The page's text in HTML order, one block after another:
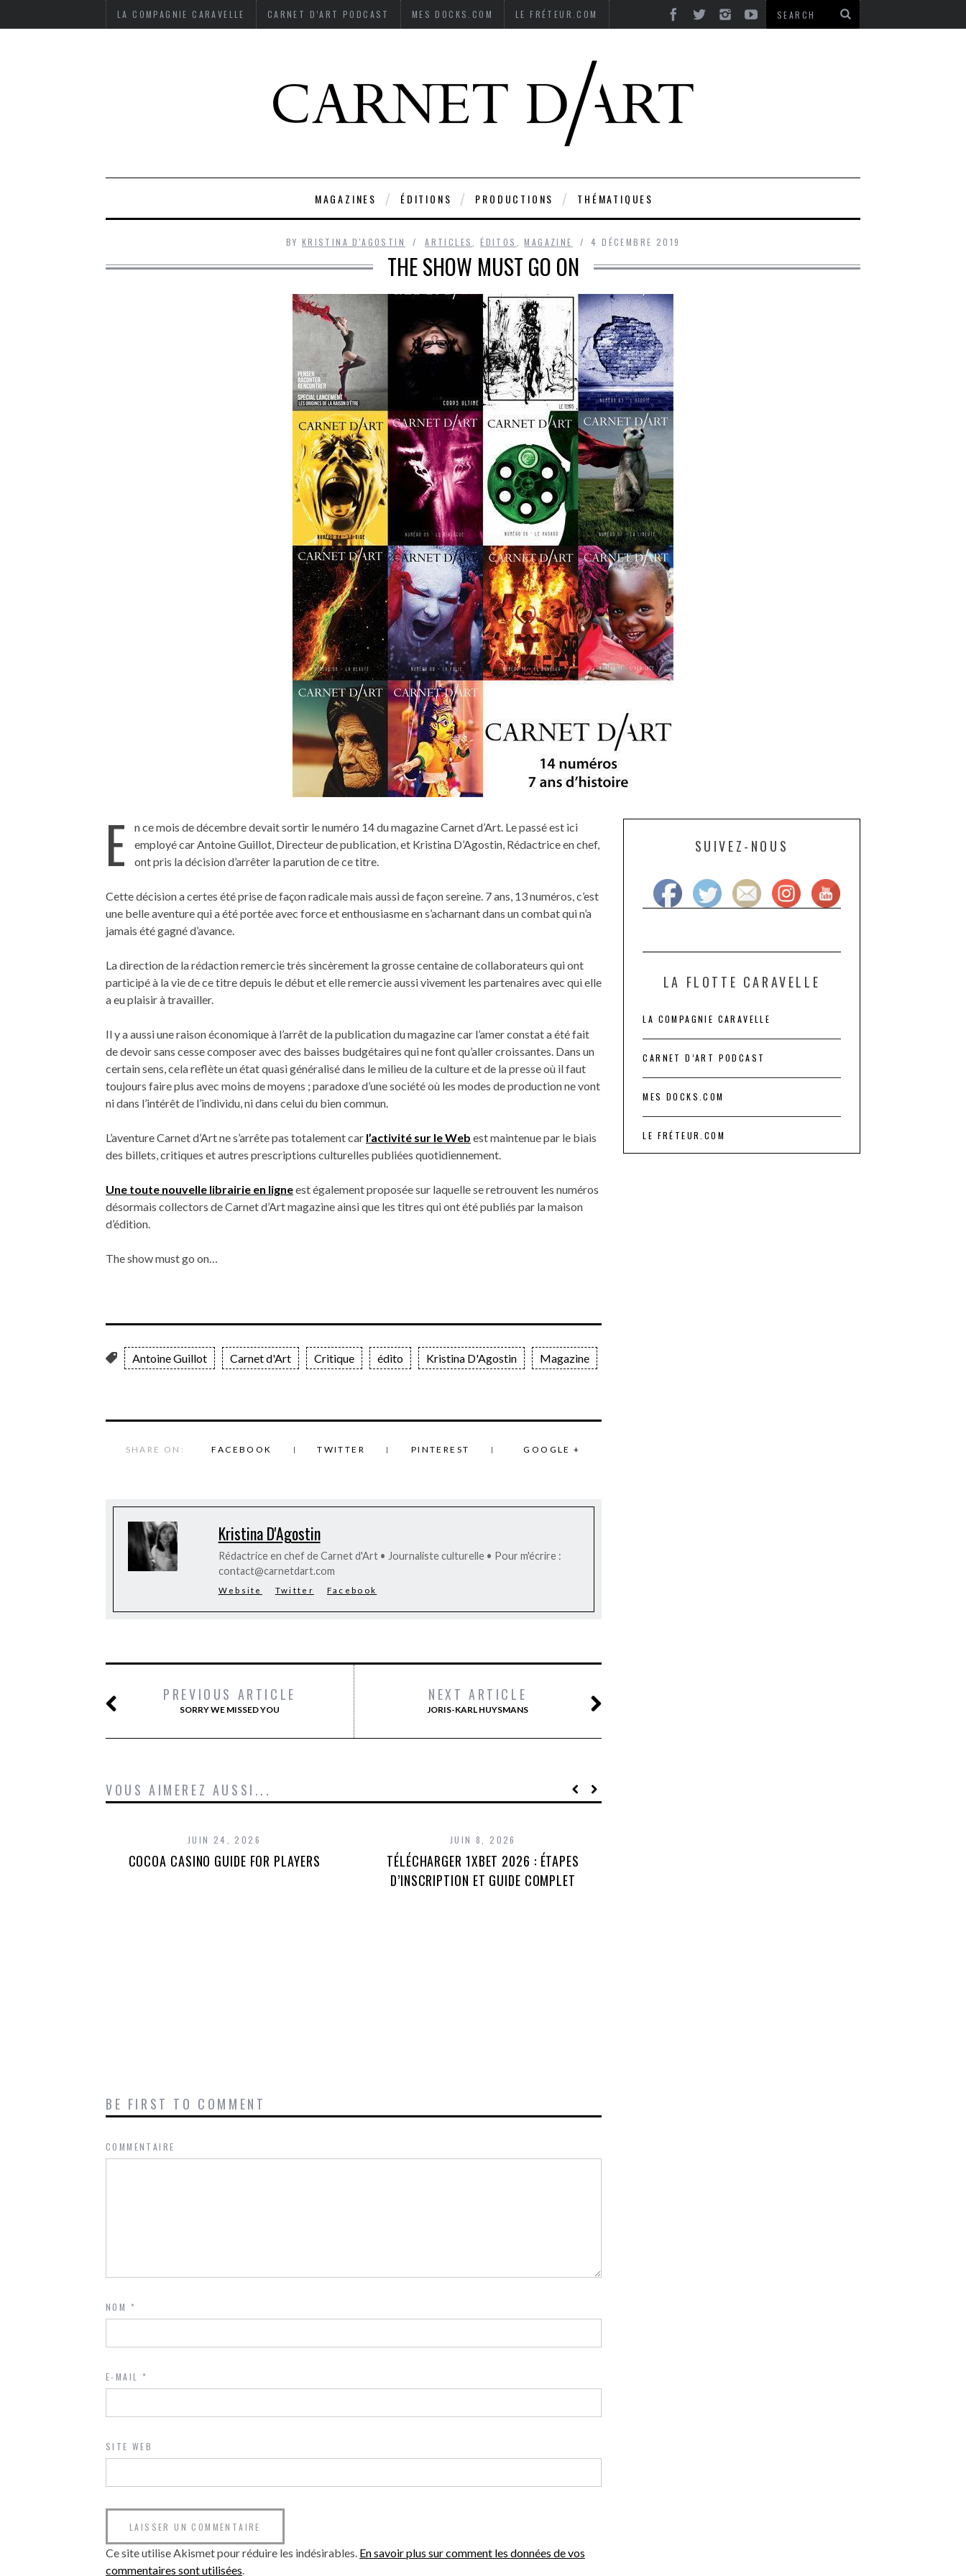
LA COMPAGNIE CARAVELLE CARNET D’ART PODCAST MES DOCKS.COM LE FRÉTEUR.COM
MAGAZINES ÉDITIONS PRODUCTIONS THÉMATIQUES
BY KRISTINA D'AGOSTIN ARTICLES ,ÉDITOS ,MAGAZINE 4 DÉCEMBRE 2019
THE SHOW MUST GO ON
E
n ce mois de décembre devait sortir le numéro 14 du magazine Carnet d’Art. Le passé est ici
employé car Antoine Guillot, Directeur de publication, et Kristina D’Agostin, Rédactrice en chef,
ont pris la décision d’arrêter la parution de ce titre.
Cette décision a certes été prise de façon radicale mais aussi de façon sereine. 7 ans, 13 numéros, c’est
une belle aventure qui a été portée avec force et enthousiasme en s’acharnant dans un combat qui n’a
jamais été gagné d’avance.
La direction de la rédaction remercie très sincèrement la grosse centaine de collaborateurs qui ont
participé à la vie de ce titre depuis le début et elle remercie aussi vivement les partenaires avec qui elle
a eu plaisir à travailler.
Il y a aussi une raison économique à l’arrêt de la publication du magazine car l’amer constat a été fait
de devoir sans cesse composer avec des baisses budgétaires qui ne font qu’aller croissantes. Dans un
certain sens, cela reflète un état quasi généralisé dans le milieu de la culture et de la presse où il faut
toujours faire plus avec moins de moyens ; paradoxe d’une société où les modes de production ne vont
ni dans l’intérêt de l’individu, ni dans celui du bien commun.
L’aventure Carnet d’Art ne s’arrête pas totalement car l’activité sur le Web est maintenue par le biais
des billets, critiques et autres prescriptions culturelles publiées quotidiennement.
Une toute nouvelle librairie en ligneest également proposée sur laquelle se retrouvent les numéros
désormais collectors de Carnet d’Art magazine ainsi que les titres qui ont été publiés par la maison
d’édition.
The show must go on…
Antoine Guillot Carnet d'Art Critique édito Kristina D'Agostin Magazine
SHARE ON: FACEBOOK TWITTER PINTEREST GOOGLE +
Kristina D'Agostin
Rédactrice en chef de Carnet d'Art • Journaliste culturelle • Pour m'écrire :
contact@carnetdart.com
Website Twitter Facebook
PREVIOUS ARTICLE
SORRY WE MISSED YOU
NEXT ARTICLE
JORIS-KARL HUYSMANS
VOUS AIMEREZ AUSSI...
JUIN 24, 2026
COCOA CASINO GUIDE FOR PLAYERS
JUIN 8, 2026
TÉLÉCHARGER 1XBET 2026 : ÉTAPES
D’INSCRIPTION ET GUIDE COMPLET
BE FIRST TO COMMENT
COMMENTAIRE
NOM *
E-MAIL *
SITE WEB
Ce site utilise Akismet pour réduire les indésirables. En savoir plus sur comment les données de vos
commentaires sont utilisées
SUIVEZ-NOUS
LA FLOTTE CARAVELLE
LA COMPAGNIE CARAVELLE
CARNET D’ART PODCAST
MES DOCKS.COM
LE FRÉTEUR.COM